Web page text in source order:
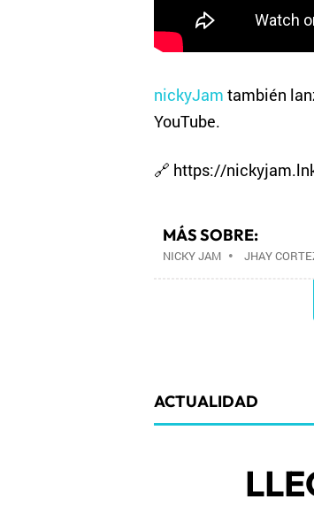
nickyJam también
YouTube.
🔗 https://
MÁS SOBRE:
NICKY JAM• JHAY
ACTUALIDAD